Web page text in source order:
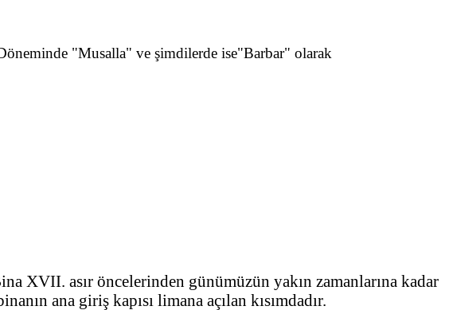
"Musalla" ve şimdilerde ise"Barbar" olarak
XVII. asır öncelerinden günümüzün yakın zamanlarına kadar
ana giriş kapısı limana açılan kısımdadır.